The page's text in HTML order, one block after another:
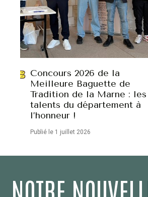
Concours 2026 de la
Meilleure Baguette de
Tradition de la Marne : les
talents du département à
l’honneur !
Publié le 1 juillet 2026
NOTRE